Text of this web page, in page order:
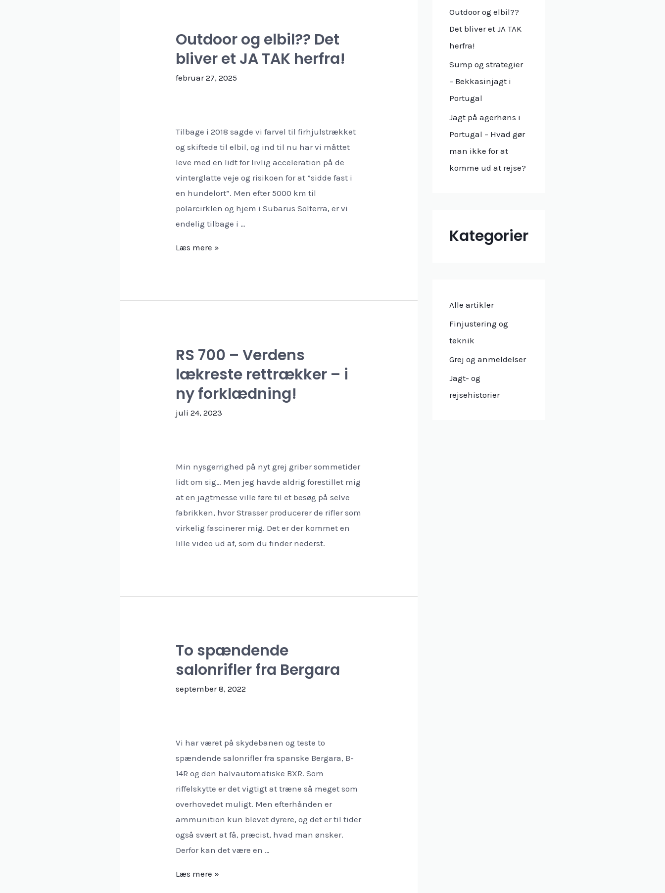
Outdoor og elbil?? Det
bliver et JA TAK herfra!
februar 27, 2025
Tilbage i 2018 sagde vi farvel til firhjulstrækket
og skiftede til elbil, og ind til nu har vi måttet
leve med en lidt for livlig acceleration på de
vinterglatte veje og risikoen for at ”sidde fast i
en hundelort”. Men efter 5000 km til
polarcirklen og hjem i Subarus Solterra, er vi
endelig tilbage i …
Outdoor
TAK
herfra!
Læs mere »
RS 700 – Verdens
lækreste rettrækker – i
ny forklædning!
juli 24, 2023
Min nysgerrighed på nyt grej griber sommetider
lidt om sig… Men jeg havde aldrig forestillet mig
at en jagtmesse ville føre til et besøg på selve
fabrikken, hvor Strasser producerer de rifler som
virkelig fascinerer mig. Det er der kommet en
lille video ud af, som du finder nederst.
To spændende
salonrifler fra Bergara
september 8, 2022
Vi har været på skydebanen og teste to
spændende salonrifler fra spanske Bergara, B-
14R og den halvautomatiske BXR. Som
riffelskytte er det vigtigt at træne så meget som
overhovedet muligt. Men efterhånden er
ammunition kun blevet dyrere, og det er til tider
også svært at få, præcist, hvad man ønsker.
Derfor kan det være en …
To
Læs mere »
Outdoor og elbil??
Det bliver et JA TAK
herfra!
Sump og strategier
– Bekkasinjagt i
Portugal
Jagt på agerhøns i
Portugal – Hvad gør
man ikke for at
komme ud at rejse?
Kategorier
Alle artikler
Finjustering og
teknik
Grej og anmeldelser
Jagt- og
rejsehistorier